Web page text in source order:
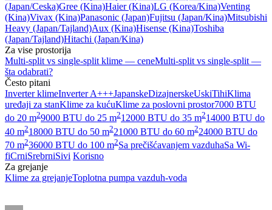
(Japan/Ceska)Gree (Kina)Haier (Kina)LG (Korea/Kina)Venting
(Kina)Vivax (Kina)Panasonic (Japan)Fujitsu (Japan/Kina)Mitsubishi
Heavy (Japan/Tajland)Aux (Kina)Hisense (Kina)Toshiba
(Japan/Tajland)Hitachi (Japan/Kina)
Za vise prostorija
Multi-split vs single-split klime — ceneMulti-split vs single-split —
šta odabrati?
Često pitani
Inverter klimeInverter A+++JapanskeDizajnerskeUskiTihiKlima
uređaji za stanKlime za kućuKlime za poslovni prostor7000 BTU
do 20 m29000 BTU do 25 m212000 BTU do 35 m214000 BTU do
40 m218000 BTU do 50 m221000 BTU do 60 m224000 BTU do
70 m236000 BTU do 100 m2Sa prečišćavanjem vazduhaSa Wi-
fiCrniSrebrniSivi Korisno
Za grejanje
Klime za grejanjeToplotna pumpa vazduh-voda